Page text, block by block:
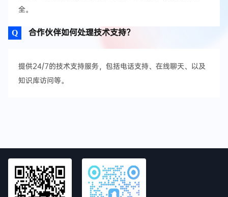
全。
合作伙伴如何处理技术支持？
提供24/7的技术支持服务，包括电话支持、在线聊天、以及
知识库访问等。